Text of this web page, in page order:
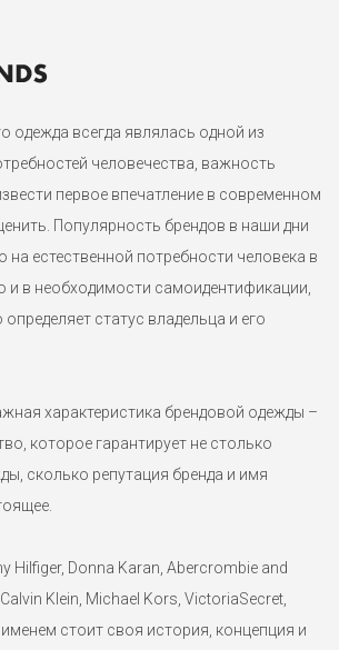
одежда всегда являлась одной из
человечества, важность
первое впечатление в современном
Популярность брендов в наши дни
на естественной потребности человека в
в необходимости самоидентификации,
определяет статус владельца и его
характеристика брендовой одежды –
которое гарантирует не столько
сколько репутация бренда и имя
Hilfiger, Donna Karan, Abercrombie and
Klein, Michael Kors, VictoriaSecret,
стоит своя история, концепция и